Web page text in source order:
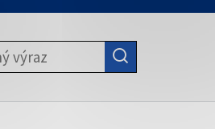
vždy začína
KARTE
KARTE
NOVEJ KARTE